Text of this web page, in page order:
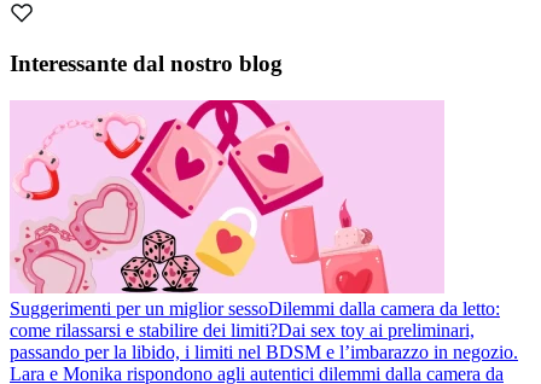
Interessante dal nostro blog
Suggerimenti per un miglior sessoDilemmi dalla camera da letto:
come rilassarsi e stabilire dei limiti?Dai sex toy ai preliminari,
passando per la libido, i limiti nel BDSM e l’imbarazzo in negozio.
Lara e Monika rispondono agli autentici dilemmi dalla camera da